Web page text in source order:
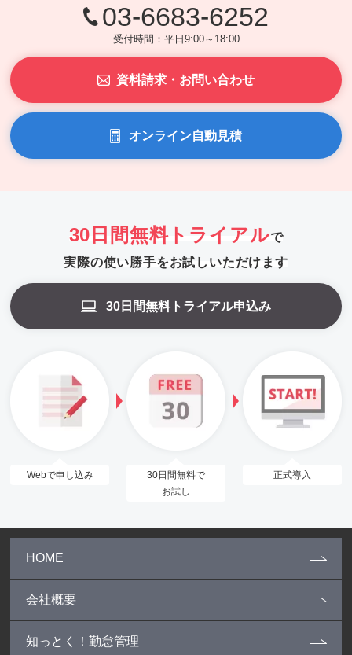
03-6683-6252
受付時間：平日9:00～18:00
資料請求・お問い合わせ
オンライン自動見積
30日間無料トライアルで
実際の使い勝手をお試しいただけます
30日間無料トライアル申込み
Webで申し込み
30日間無料で
お試し
正式導入
HOME
会社概要
知っとく！勤怠管理